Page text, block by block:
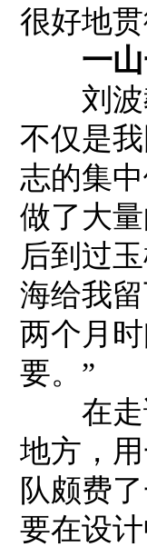
很好地
一
刘波教
不仅是
志的集
做了大
后到过
海给我
两个月
要。”
在走访
地方，
队颇费
要在设